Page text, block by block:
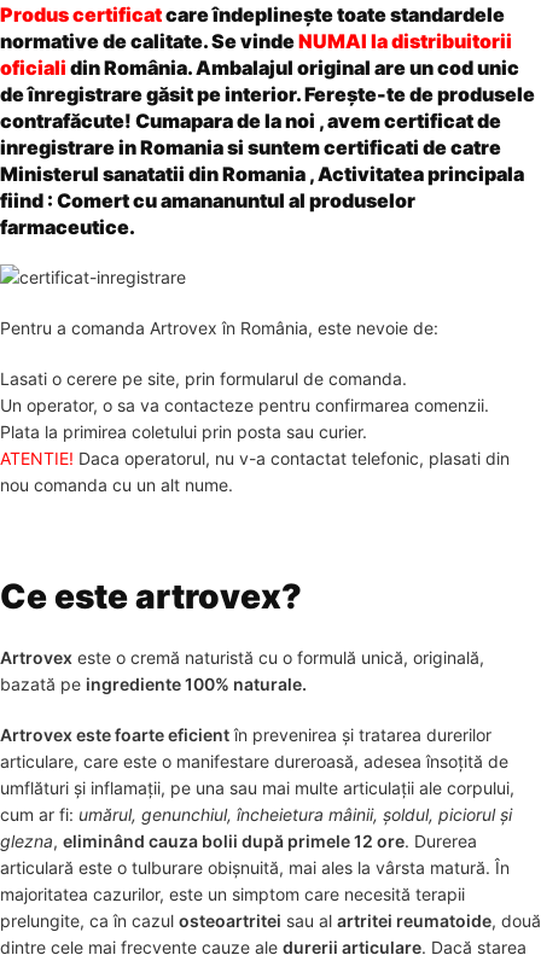
Produs certificatcare îndeplinește toate standardele
normative de calitate. Se vindeNUMAI la distribuitorii
oficiali din România. Ambalajul original are un cod unic
de înregistrare găsit pe interior. Ferește-te de produsele
contrafăcute! Cumapara de la noi , avem certificat de
inregistrare in Romania si suntem certificati de catre
Ministerul sanatatii din Romania , Activitatea principala
fiind : Comert cu amananuntul al produselor
farmaceutice.
Pentru a comanda Artrovex în România, este nevoie de:
Lasati o cerere pe site, prin formularul de comanda.
Un operator, o sa va contacteze pentru confirmarea comenzii.
Plata la primirea coletului prin posta sau curier.
ATENTIE! Daca operatorul, nu v-a contactat telefonic, plasati din
nou comanda cu un alt nume.
Ce este artrovex?
Artrovex este o cremă naturistă cu o formulă unică, originală,
bazată pe ingrediente 100% naturale.
Artrovex este foarte eficientîn prevenirea și tratarea durerilor
articulare, care este o manifestare dureroasă, adesea însoțită de
umflături și inflamații, pe una sau mai multe articulații ale corpului,
cum ar fi: umărul, genunchiul, încheietura mâinii, șoldul, piciorul și
glezna, eliminând cauza bolii după primele 12 ore. Durerea
articulară este o tulburare obișnuită, mai ales la vârsta matură. În
majoritatea cazurilor, este un simptom care necesită terapii
prelungite, ca în cazul osteoartritei sau al artritei reumatoide, două
dintre cele mai frecvente cauze ale durerii articulare. Dacă starea